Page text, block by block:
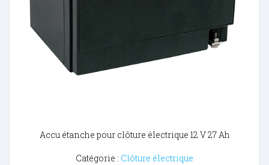
Accu étanche pour clôture électrique 12 V 27 Ah
Catégorie : Clôture électrique